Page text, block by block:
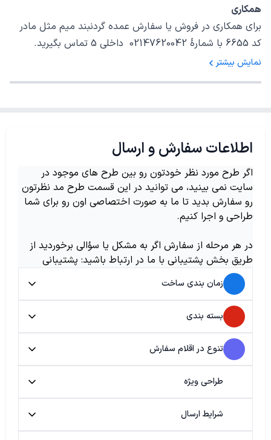
همکاری
برای همکاری در فروش یا سفارش عمده گردنبند میم مثل مادر
کد 6655 با شمارهٔ 02147620042 داخلی 5 تماس بگیرید.
نمایش بیشتر
اطلاعات سفارش و ارسال
اگر طرح مورد نظر خودتون رو بین طرح های موجود در
سایت نمی بینید، می توانید در این قسمت طرح مد نظرتون
رو سفارش بدید تا ما به صورت اختصاصی اون رو برای شما
طراحی و اجرا کنیم.
در هر مرحله از سفارش اگر به مشکل یا سؤالی برخوردید از
طریق بخش پشتیبانی با ما در ارتباط باشید: پشتیبانی
زمان بندی ساخت
بسته بندی
تنوع در اقلام سفارش
طراحی ویژه
شرایط ارسال